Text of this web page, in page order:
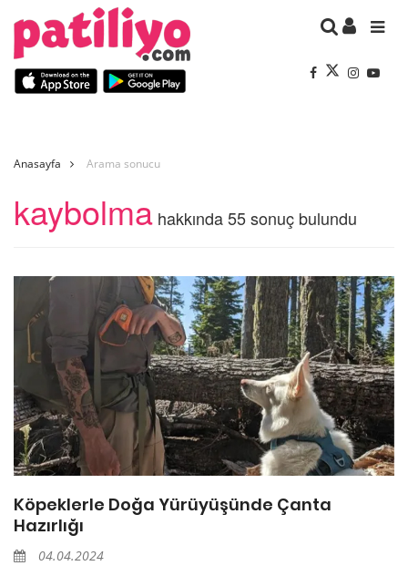
Anasayfa Arama sonucu
kaybolma hakkında 55 sonuç bulundu
Köpeklerle Doğa Yürüyüşünde Çanta
Hazırlığı
04.04.2024